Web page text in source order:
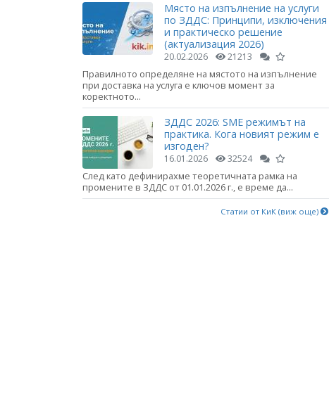
Място на изпълнение на услуги
по ЗДДС: Принципи, изключения
и практическо решение
(актуализация 2026)
20.02.2026 21213
Правилното определяне на мястото на изпълнение
при доставка на услуга е ключов момент за
коректното...
ЗДДС 2026: SME режимът на
практика. Кога новият режим е
изгоден?
16.01.2026 32524
След като дефинирахме теоретичната рамка на
промените в ЗДДС от 01.01.2026 г., е време да...
Статии от КиК (виж още)